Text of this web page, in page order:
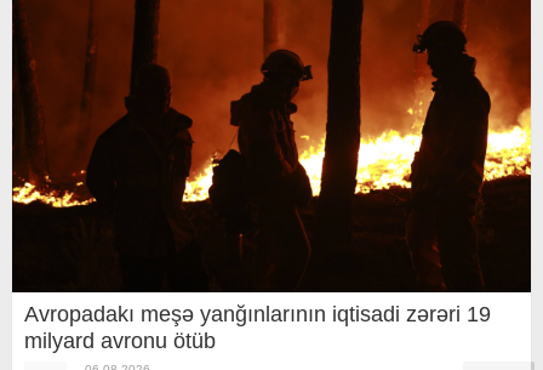
Avropadakı meşə yanğınlarının iqtisadi zərəri 19
milyard avronu ötüb